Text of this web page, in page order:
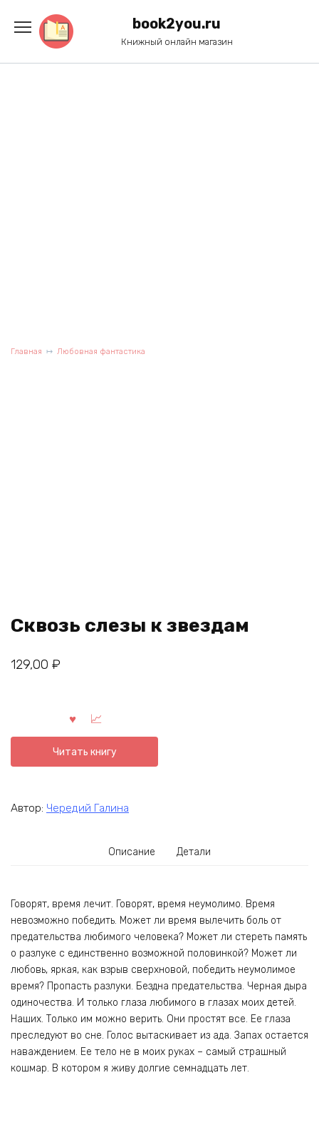
содержанию
book2you.ru
Книжный онлайн магазин
Главная Любовная фантастика
Сквозь слезы к звездам
129,00 ₽
Читать книгу
Автор: Чередий Галина
Описание Детали
Говорят, время лечит. Говорят, время неумолимо. Время
невозможно победить. Может ли время вылечить боль от
предательства любимого человека? Может ли стереть память
о разлуке с единственно возможной половинкой? Может ли
любовь, яркая, как взрыв сверхновой, победить неумолимое
время? Пропасть разлуки. Бездна предательства. Черная дыра
одиночества. И только глаза любимого в глазах моих детей.
Наших. Только им можно верить. Они простят все. Ее глаза
преследуют во сне. Голос вытаскивает из ада. Запах остается
наваждением. Ее тело не в моих руках – самый страшный
кошмар. В котором я живу долгие семнадцать лет.